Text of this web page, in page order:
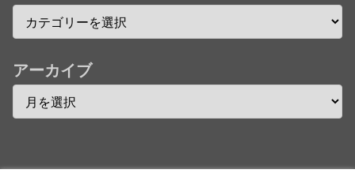
Powered by livedoor 相互RSS
アーカイブ